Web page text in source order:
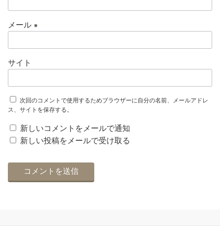
メール ※
サイト
次回のコメントで使用するためブラウザーに自分の名前、メールアドレ
ス、サイトを保存する。
新しいコメントをメールで通知
新しい投稿をメールで受け取る